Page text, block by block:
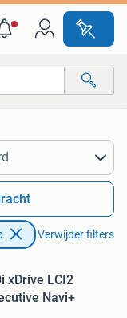
Verwijder filters
xDrive LCI2
Navi+